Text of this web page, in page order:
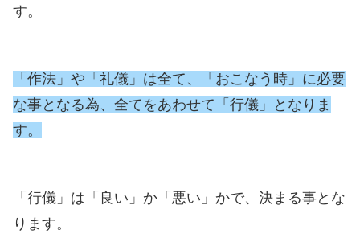
す。
「作法」や「礼儀」は全て、「おこなう時」に必要
な事となる為、全てをあわせて「行儀」となりま
す。
「行儀」は「良い」か「悪い」かで、決まる事とな
ります。